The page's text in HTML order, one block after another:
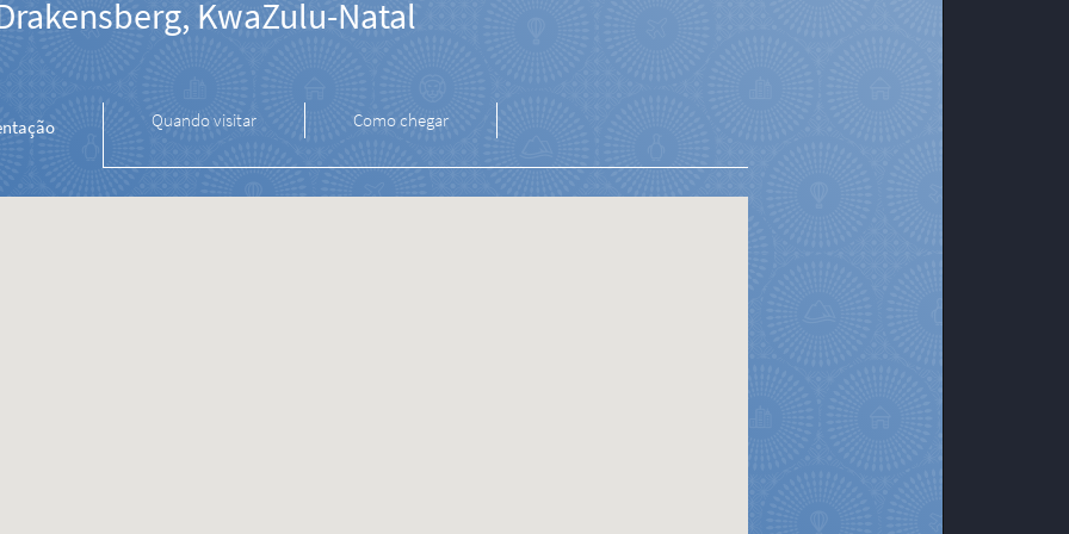
KwaZulu-Natal
Quando visitar Como chegar